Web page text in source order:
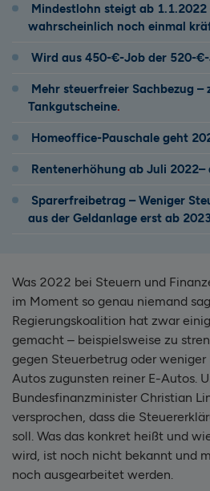
Mindestlohn steigt ab 1.1.2022
wahrscheinlich noch einmal
Wird aus 450-€-Job der 520-
Mehr steuerfreier Sachbezug –
Tankgutscheine
Homeoffice-Pauschale geht
Rentenerhöhung ab Juli
Sparerfreibetrag – Weniger
aus der Geldanlage erst ab
Was 2022 bei Steuern und
im Moment so genau niemand
Regierungskoalition hat zwar
gemacht – beispielsweise zu
gegen Steuerbetrug oder
Autos zugunsten reiner E-Autos.
Bundesfinanzminister Christian
versprochen, dass die
soll. Was das konkret heißt und
wird, ist noch nicht bekannt und
noch ausgearbeitet werden.